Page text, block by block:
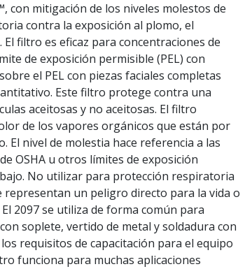
con mitigación de los niveles molestos de
contra la exposición al plomo, el
filtro es eficaz para concentraciones de
de exposición permisible (PEL) con
el PEL con piezas faciales completas
Este filtro protege contra una
aceitosas y no aceitosas. El filtro
de los vapores orgánicos que están por
El nivel de molestia hace referencia a las
OSHA u otros límites de exposición
No utilizar para protección respiratoria
representan un peligro directo para la vida o
2097 se utiliza de forma común para
soplete, vertido de metal y soldadura con
requisitos de capacitación para el equipo
funciona para muchas aplicaciones